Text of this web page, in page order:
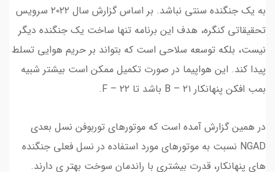
به یک جنگنده سنتی نباشد. بر اساس گزارش سال ۲۰۲۲ سرویس
تحقیقاتی کنگره، هدف این برنامه تنها ساخت یک جنگنده دیگر
نیست، بلکه توسعه سلاحی است که بتواند بر حریم هوایی تسلط
پیدا کند. این هواپیما در صورت تکمیل ممکن است بیشتر شبیه
بمب افکن پنهانکار B – ۲۱ باشد تا F – ۲۲.
در همین گزارش آمده است که موتورهای توربوفن نسل بعدی
NGAD نسبت به موتورهای مورد استفاده در نسل فعلی جنگنده
های پنهانکار، قدرت بیشتری با راندمان سوخت بهتر ی دارند.